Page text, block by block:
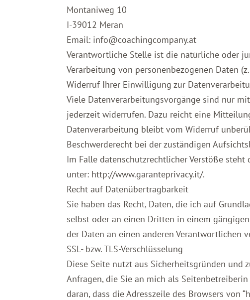
Montaniweg 10
I-39012 Meran
Email: info@coachingcompany.at
Verantwortliche Stelle ist die natürliche oder
Verarbeitung von personenbezogenen Daten
Widerruf Ihrer Einwilligung zur
Viele Datenverarbeitungsvorgänge sind nur
jederzeit widerrufen. Dazu reicht eine
Datenverarbeitung bleibt vom Widerruf
Beschwerderecht bei der zuständigen
Im Falle datenschutzrechtlicher Verstöße
unter: http://www.garanteprivacy.it/.
Recht auf Datenübertragbarkeit
Sie haben das Recht, Daten, die ich auf
selbst oder an einen Dritten in einem
der Daten an einen anderen Verantwortlichen
SSL- bzw. TLS-Verschlüsselung
Diese Seite nutzt aus Sicherheitsgründen
Anfragen, die Sie an mich als Seitenbetreiberin
daran, dass die Adresszeile des Browsers von